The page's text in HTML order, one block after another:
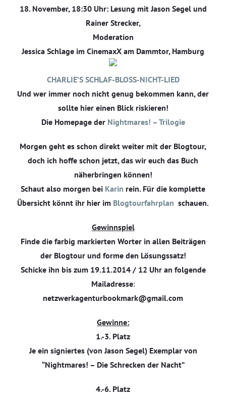
18. November, 18:30 Uhr: Lesung mit Jason Segel und
Rainer Strecker,
Moderation
Jessica Schlage im CinemaxX am Dammtor, Hamburg
CHARLIE’S SCHLAF-BLOSS-NICHT-LIED
Und wer immer noch nicht genug bekommen kann, der
sollte hier einen Blick riskieren!
Die Homepage der Nightmares! – Trilogie
Morgen geht es schon direkt weiter mit der Blogtour,
doch ich hoffe schon jetzt, das wir euch das Buch
näherbringen können!
Schaut also morgen bei Karin rein. Für die komplette
Übersicht könnt ihr hier im Blogtourfahrplan schauen.
Gewinnspiel
Finde die farbig markierten Worter in allen Beiträgen
der Blogtour und forme den Lösungssatz!
Schicke ihn bis zum 19.11.2014 / 12 Uhr an folgende
Mailadresse:
netzwerkagenturbookmark@gmail.com
Gewinne:
1.-3. Platz
Je ein signiertes (von Jason Segel) Exemplar von
“Nightmares! – Die Schrecken der Nacht”
4.-6. Platz